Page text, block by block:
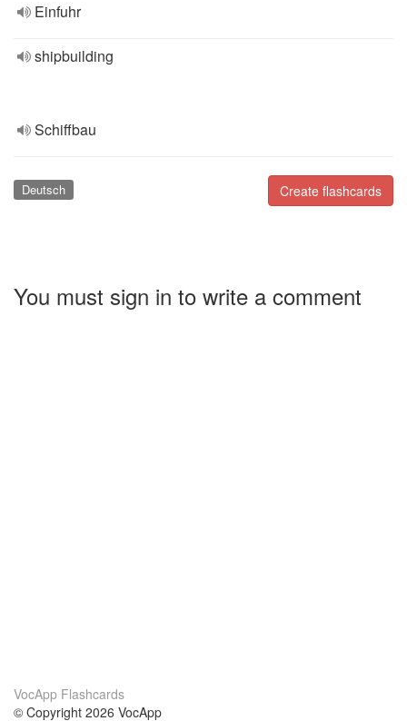
Einfuhr
shipbuilding
Schiffbau
Create flashcards
Deutsch
You must sign in to write a comment
VocApp Flashcards
© Copyright 2026 VocApp